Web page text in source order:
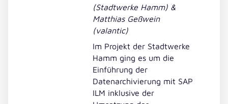
(Stadtwerke Hamm) &
Matthias Geßwein
(valantic)
Im Projekt der Stadtwerke
Hamm ging es um die
Einführung der
Datenarchivierung mit SAP
ILM inklusive der